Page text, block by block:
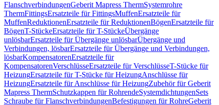
FlanschverbindungenGeberit Mapress ThermSystemrohre
ThermFittingsErsatzteile für FittingsMuffenErsatzteile für
MuffenReduktionenErsatzteile für ReduktionenBögenErsatzteile für
BögenT-StückeErsatzteile für T-StückeÜbergänge
unlösbarErsatzteile für Übergänge unlösbarÜbergänge und
Verbindungen, lösbarErsatzteile für Übergänge und Verbindungen,
lösbarKompensatorenErsatzteile für
KompensatorenVerschlüsseErsatzteile für VerschlüsseT-Stücke für
HeizungErsatzteile für T-Stücke für HeizungAnschlüsse für
HeizungErsatzteile für Anschlüsse für HeizungZubehör für Geberit
Mapress ThermSchutzkappen für RohrendeSystemdichtungenSets
Schraube für FlanschverbindungenBefestigungen für RohreGeberit